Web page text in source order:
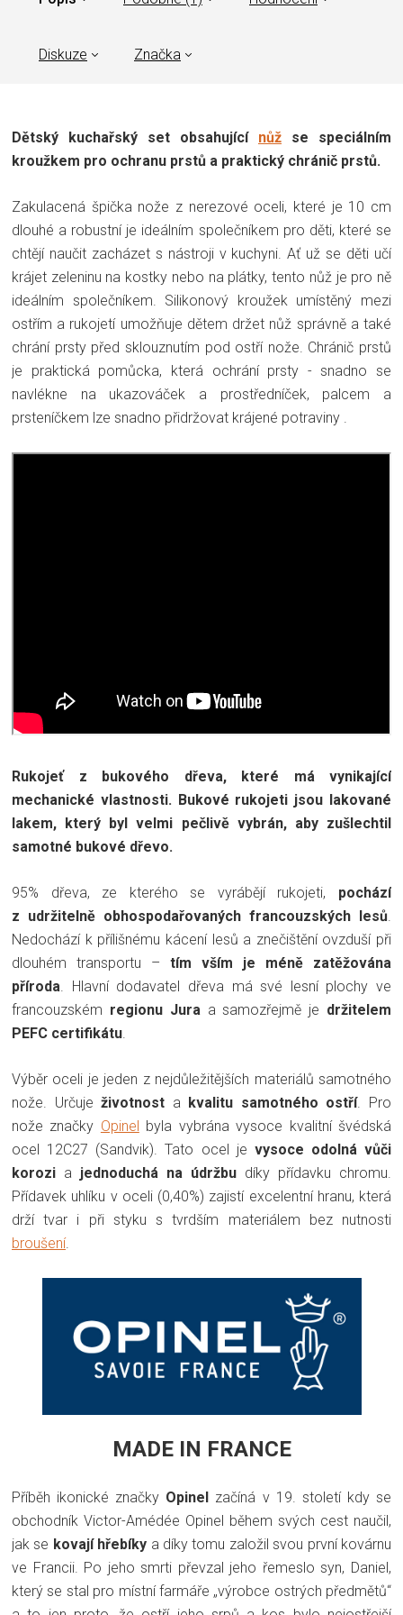
Diskuze Značka
Dětský kuchařský set obsahující nůž se speciálním
kroužkem pro ochranu prstů a praktický chránič prstů.
Zakulacená špička nože z nerezové oceli, které je 10 cm
dlouhé a robustní je ideálním společníkem pro děti, které se
chtějí naučit zacházet s nástroji v kuchyni. Ať už se děti učí
krájet zeleninu na kostky nebo na plátky, tento nůž je pro ně
ideálním společníkem. Silikonový kroužek umístěný mezi
ostřím a rukojetí umožňuje dětem držet nůž správně a také
chrání prsty před sklouznutím pod ostří nože. Chránič prstů
je praktická pomůcka, která ochrání prsty - snadno se
navlékne na ukazováček a prostředníček, palcem a
prsteníčkem lze snadno přidržovat krájené potraviny .
Rukojeť z bukového dřeva, které má vynikající
mechanické vlastnosti. Bukové rukojeti jsou lakované
lakem, který byl velmi pečlivě vybrán, aby zušlechtil
samotné bukové dřevo.
95% dřeva, ze kterého se vyrábějí rukojeti, pochází
z udržitelně obhospodařovaných francouzských lesů
Nedochází k přílišnému kácení lesů a znečištění ovzduší při
dlouhém transportu – tím vším je méně zatěžována
příroda . Hlavní dodavatel dřeva má své lesní plochy ve
francouzském regionu Jura a samozřejmě je držitelem
PEFC certifikátu
Výběr oceli je jeden z nejdůležitějších materiálů samotného
nože. Určuježivotnost a kvalitu samotného ostří. Pro
nože značky Opinel byla vybrána vysoce kvalitní švédská
ocel 12C27 (Sandvik). Tato ocel je vysoce odolná vůči
korozi a jednoduchá na údržbu díky přídavku chromu.
Přídavek uhlíku v oceli (0,40%) zajistí excelentní hranu, která
drží tvar i při styku s tvrdším materiálem bez nutnosti
broušení.
MADE IN FRANCE
Příběh ikonické značky Opinel
začíná v 19. století kdy se
obchodník Victor-Amédée Opinel během svých cest naučil,
jak se kovají hřebíky a díky tomu založil svou první kovárnu
ve Francii. Po jeho smrti převzal jeho řemeslo syn, Daniel,
který se stal pro místní farmáře „výrobce ostrých předmětů“